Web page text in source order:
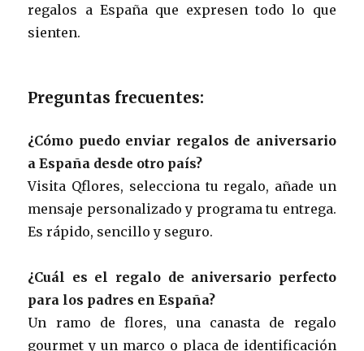
regalos a España que expresen todo lo que
sienten.
Preguntas frecuentes:
¿Cómo puedo enviar regalos de aniversario
a España desde otro país?
Visita Qflores, selecciona tu regalo, añade un
mensaje personalizado y programa tu entrega.
Es rápido, sencillo y seguro.
¿Cuál es el regalo de aniversario perfecto
para los padres en España?
Un ramo de flores, una canasta de regalo
gourmet y un marco o placa de identificación